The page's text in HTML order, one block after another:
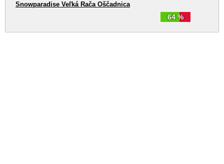
64 %
Snowparadise Veľká Rača Oščadnica